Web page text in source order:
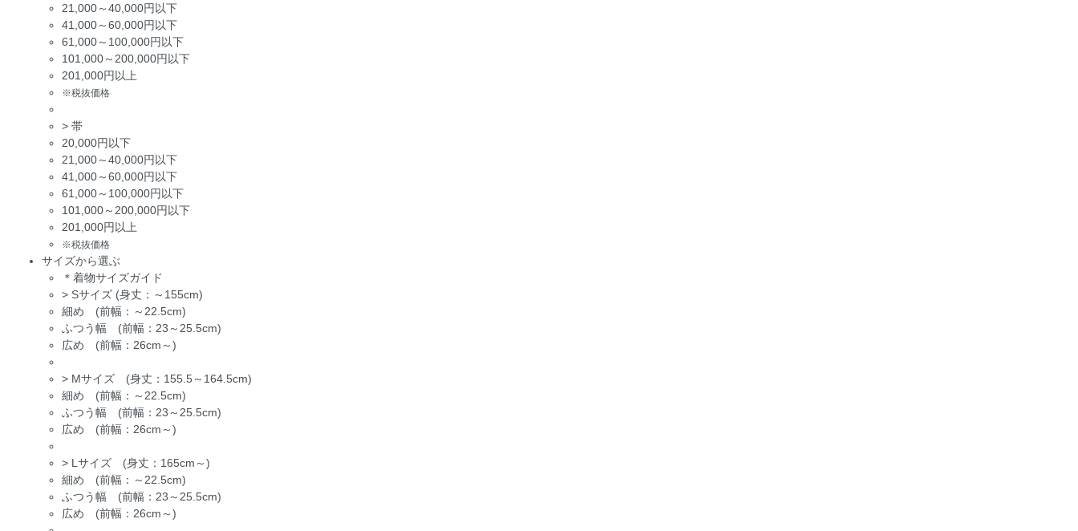
21,000～40,000円以下
41,000～60,000円以下
61,000～100,000円以下
101,000～200,000円以下
201,000円以上
※税抜価格
> 帯
20,000円以下
21,000～40,000円以下
41,000～60,000円以下
61,000～100,000円以下
101,000～200,000円以下
201,000円以上
※税抜価格
サイズから選ぶ
＊着物サイズガイド
> Sサイズ (身丈：～155cm)
細め (前幅：～22.5cm)
ふつう幅 (前幅：23～25.5cm)
広め (前幅：26cm～)
> Mサイズ (身丈：155.5～164.5cm)
細め (前幅：～22.5cm)
ふつう幅 (前幅：23～25.5cm)
広め (前幅：26cm～)
> Lサイズ (身丈：165cm～)
細め (前幅：～22.5cm)
ふつう幅 (前幅：23～25.5cm)
広め (前幅：26cm～)